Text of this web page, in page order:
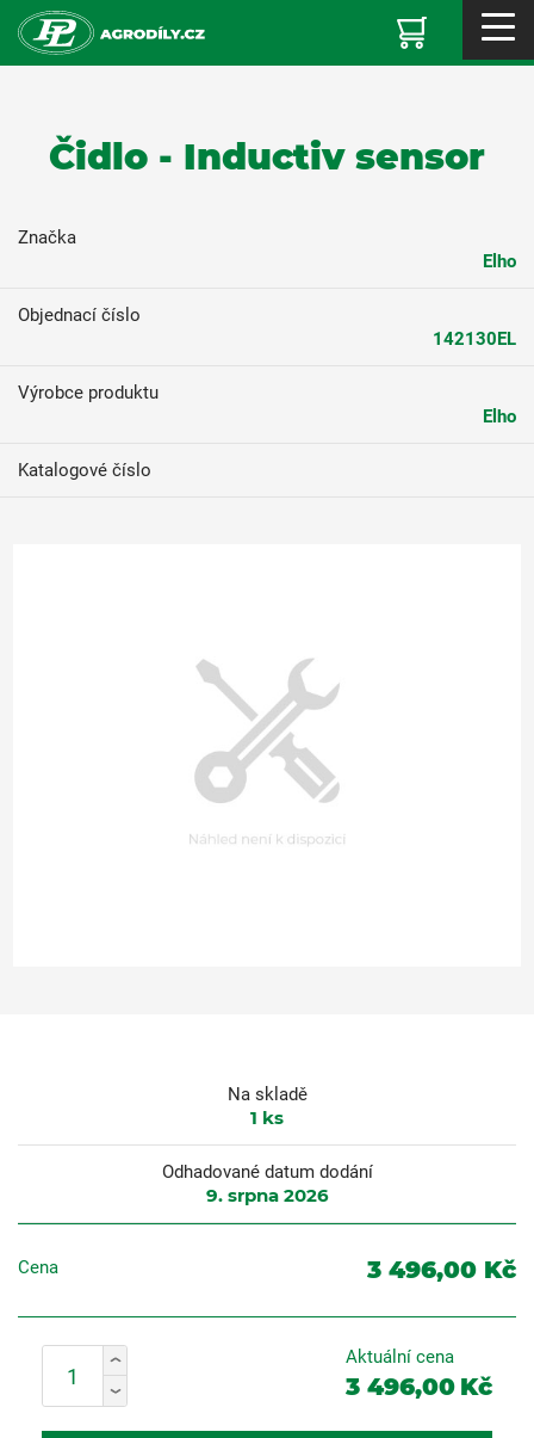
Čidlo - Inductiv sensor
Značka
Elho
Objednací číslo
142130EL
Výrobce produktu
Elho
Katalogové číslo
Na skladě
1 ks
Odhadované datum dodání
9. srpna 2026
Cena 3 496,00 Kč
Aktuální cena
3 496,00 Kč